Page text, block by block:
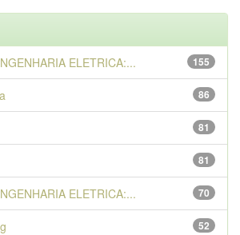
155
ELETRICA:...
86
81
81
70
ELETRICA:...
52